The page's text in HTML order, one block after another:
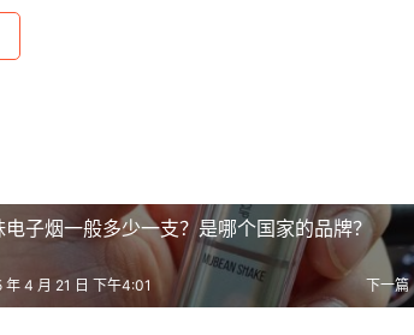
电子烟一般多少一支？是哪个国家的品牌？
下一篇
年 4 月 21 日 下午4:01